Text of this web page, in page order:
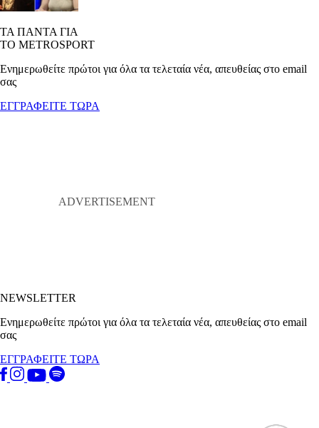
ΤΑ ΠΑΝΤΑ ΓΙΑ
ΤΟ METROSPORT
Ενημερωθείτε πρώτοι για όλα τα τελεταία νέα, απευθείας στο email
σας
ΕΓΓΡΑΦΕΙΤΕ ΤΩΡΑ
NEWSLETTER
Ενημερωθείτε πρώτοι για όλα τα τελεταία νέα, απευθείας στο email
σας
ΕΓΓΡΑΦΕΙΤΕ ΤΩΡΑ